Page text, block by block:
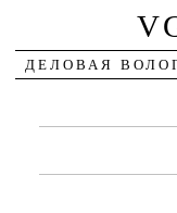
ДЕЛОВАЯ